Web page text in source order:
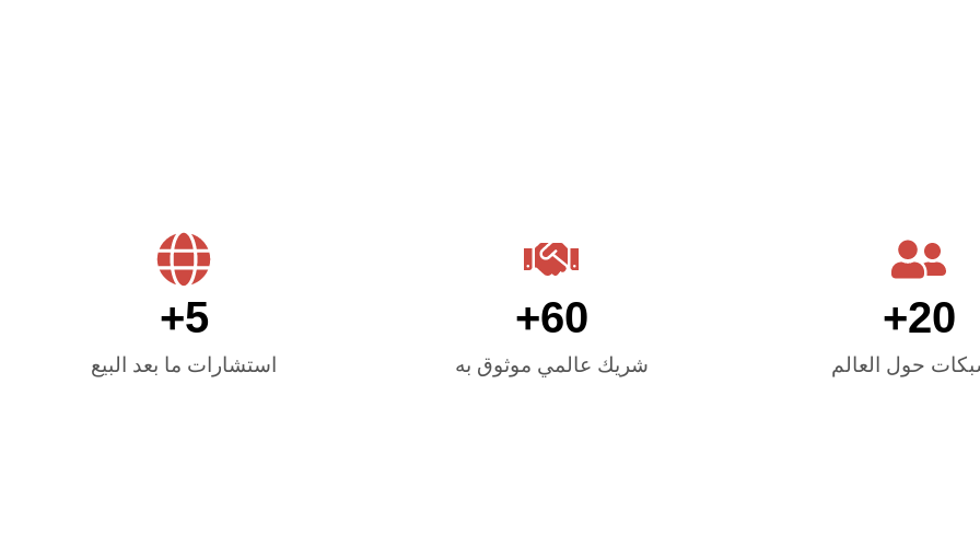
حول العالم
20
+
شريك عالمي موثوق به
60
+
استشارات ما بعد البيع
5
+